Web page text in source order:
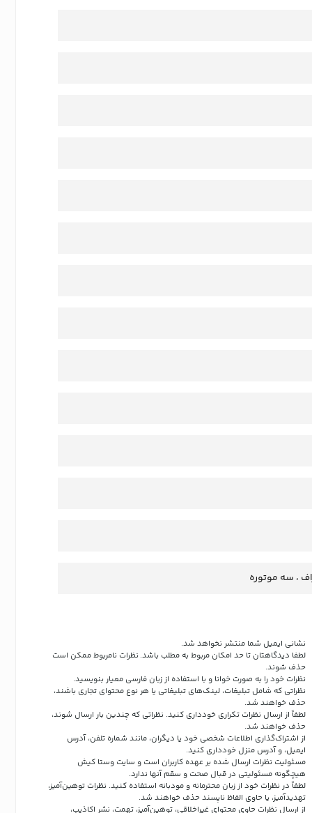
، سه موتوره
نشانی ایمیل شما منتشر نخواهد شد.
لطفا دیدگاهتان تا حد امکان مربوط به مطلب باشد. نظرات نامربوط ممکن است
حذف شوند.
نظرات خود را به صورت خوانا و با استفاده از زبان فارسی معیار بنویسید.
نظراتی که شامل تبلیغات، لینک‌های تبلیغاتی یا هر نوع محتوای تجاری باشند،
حذف خواهند شد.
لطفاً از ارسال نظرات تکراری خودداری کنید. نظراتی که چندین بار ارسال شوند،
حذف خواهند شد.
از اشتراک‌گذاری اطلاعات شخصی خود یا دیگران، مانند شماره تلفن، آدرس
ایمیل، و آدرس منزل خودداری کنید.
مسئولیت نظرات ارسال شده بر عهده کاربران است و سایت وستا کیش
هیچگونه مسئولیتی در قبال صحت و سقم آنها ندارد.
لطفاً در نظرات خود از زبان محترمانه و مودبانه استفاده کنید. نظرات توهین‌آمیز،
تهدیدآمیز، یا حاوی الفاظ ناپسند حذف خواهند شد.
از ارسال نظرات حاوی محتوای غیراخلاقی، توهین‌آمیز، تهمت، نشر اکاذیب،